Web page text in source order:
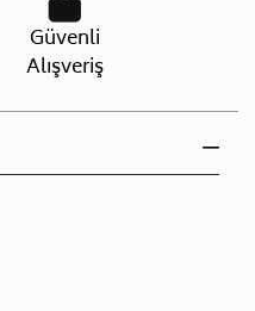
Güvenli
Alışveriş